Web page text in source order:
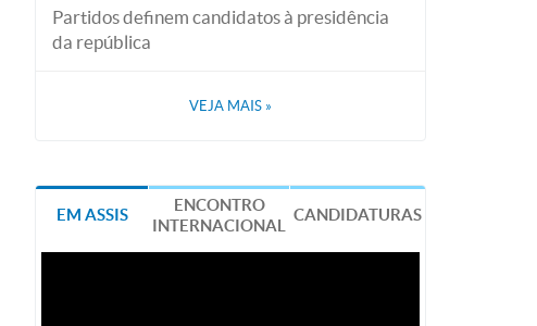
Partidos definem candidatos à presidência
da república
VEJA MAIS »
EM ASSIS
ENCONTRO
INTERNACIONAL
CANDIDATURAS